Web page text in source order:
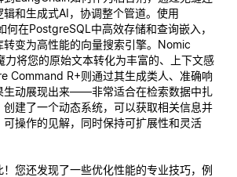
和生成式AI，协调整个管道。使用
在PostgreSQL中高效存储和查询嵌入，
变为高性能的向量搜索引擎。Nomic
将您的原始文本转化为丰富的、上下文感
Command R+则通过其生成类人、准确响
生动展现出来——非常适合在检索数据中扎
建了一个动态系统，可以获取相关信息并
操作的见解，同时保持可扩展性和灵活
您还发现了一些优化性能的专业技巧，例